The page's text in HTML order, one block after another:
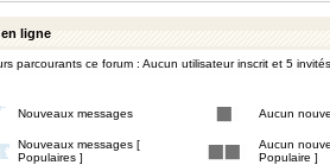
ligne
parcourants ce forum : Aucun utilisateur inscrit et 5 invités
Nouveaux messages Aucun
Nouveaux messages [
Populaires ]
Aucun
Populaire ]